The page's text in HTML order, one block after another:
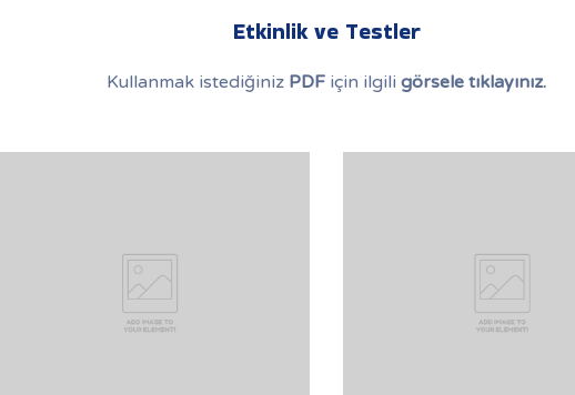
Etkinlik ve Testler
Kullanmak istediğiniz PDF için ilgili görsele tıklayınız.